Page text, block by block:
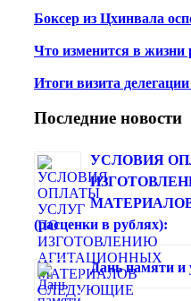
Боксер из Цхинвала
Что изменится в жизни
Итоги визита
Последние новости
УСЛОВИЯ
(расценки в рублях):
Дань памяти и